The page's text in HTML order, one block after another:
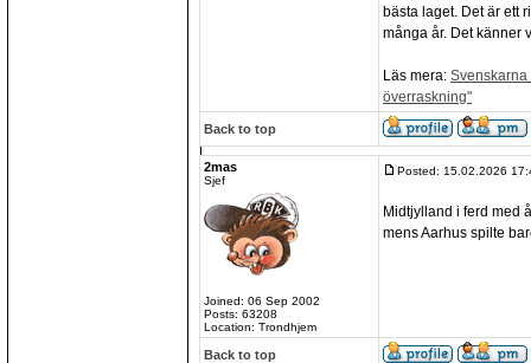
bästa laget. Det är ett
många år. Det känner
Läs mera: Svenskarna
överraskning"
Back to top
2mas
Sjef
Joined: 06 Sep 2002
Posts: 63208
Location: Trondhjem
Posted: 15.02.2026
Midtjylland i ferd med
mens Aarhus spilte
Back to top